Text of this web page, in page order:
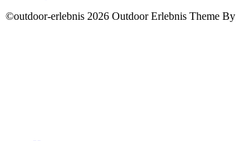
©outdoor-erlebnis 2026 Outdoor Erlebnis Theme By